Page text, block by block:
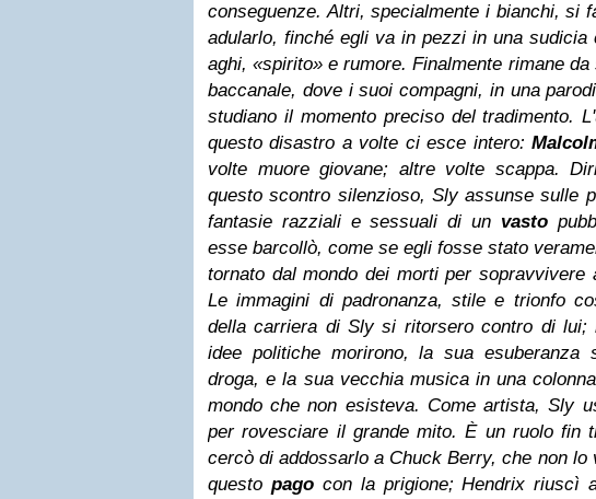
conseguenze. Altri, specialmente i bianchi, si
adularlo, finché egli va in pezzi in una sudicia
aghi, «spirito» e rumore. Finalmente rimane da
baccanale, dove i suoi compagni, in una
studiano il momento preciso del tradimento.
questo disastro a volte ci esce intero:
volte muore giovane; altre volte scappa.
questo scontro silenzioso, Sly assunse sulle
fantasie razziali e sessuali di un vasto
esse barcollò, come se egli fosse stato
tornato dal mondo dei morti per sopravvivere
Le immagini di padronanza, stile e trionfo
della carriera di Sly si ritorsero contro di lui;
idee politiche morirono, la sua esuberanza
droga, e la sua vecchia musica in una
mondo che non esisteva. Come artista, Sly
per rovesciare il grande mito. È un ruolo fin
cercò di addossarlo a Chuck Berry, che non lo
questo pagocon la prigione; Hendrix riuscì